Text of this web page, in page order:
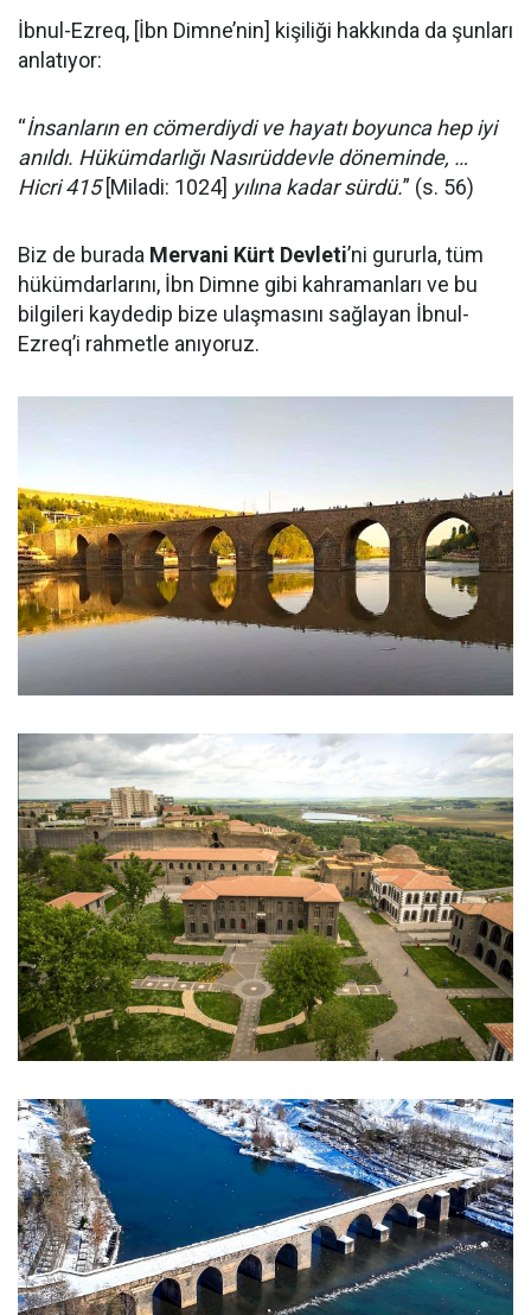
İbnul-Ezreq, [İbn Dimne’nin] kişiliği hakkında da şunları
anlatıyor:
“İnsanların en cömerdiydi ve hayatı boyunca hep iyi
anıldı. Hükümdarlığı Nasırüddevle döneminde, …
Hicri 415[Miladi: 1024] yılına kadar sürdü.” (s. 56)
Biz de burada Mervani Kürt Devleti’ni gururla, tüm
hükümdarlarını, İbn Dimne gibi kahramanları ve bu
bilgileri kaydedip bize ulaşmasını sağlayan İbnul-
Ezreq’i rahmetle anıyoruz.